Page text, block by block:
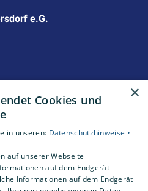
e.G.
×
Cookies und
in unseren: Datenschutzhinweise •
auf unserer Webseite
auf dem Endgerät
Informationen auf dem Endgerät